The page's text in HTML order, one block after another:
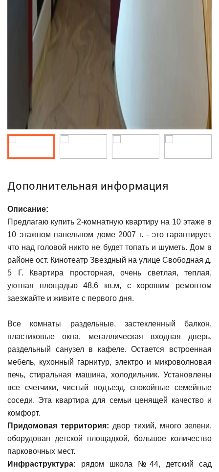
Дополнительная информация
Описание:
Предлагаю купить 2-комнатную квартиру на 10 этаже в
10 этажном панельном доме 2007 г. - это гарантирует,
что над головой никто не будет топать и шуметь. Дом в
районе ост. Кинотеатр Звездный на улице Свободная д.
5 Г. Квартира просторная, очень светлая, теплая,
уютная площадью 48,6 кв.м, с хорошим ремонтом
заезжайте и живите с первого дня.
Все комнаты раздельные, застекленный балкон,
пластиковые окна, металлическая входная дверь,
раздельный санузел в кафеле. Остается встроенная
мебель, кухонный гарнитур, электро и микроволновая
печь, стиральная машина, холодильник. Установлены
все счетчики, чистый подъезд, спокойные семейные
соседи. Эта квартира для семьи ценящей качество и
комфорт.
Придомовая территория: двор тихий, много зелени,
оборудован детской площадкой, большое количество
парковочных мест.
Инфраструктура: рядом школа №44, детский сад